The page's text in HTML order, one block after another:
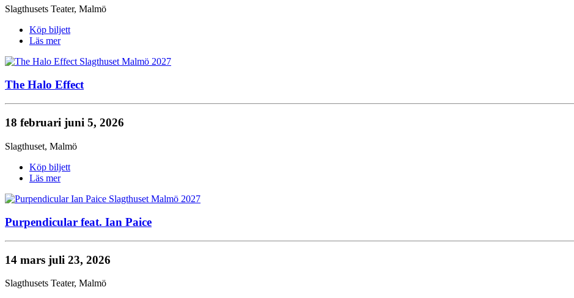
Slagthusets Teater, Malmö
Köp biljett
Läs mer
The Halo Effect
18 februari juni 5, 2026
Slagthuset, Malmö
Köp biljett
Läs mer
Purpendicular feat. Ian Paice
14 mars juli 23, 2026
Slagthusets Teater, Malmö